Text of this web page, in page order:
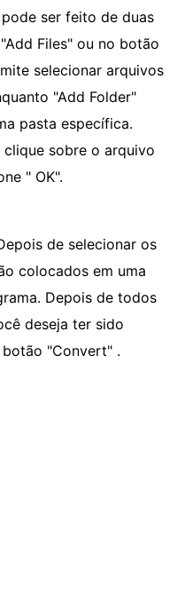
ser feito de duas
Files" ou no botão
selecionar arquivos
"Add Folder"
pasta específica.
sobre o arquivo
" OK".
de selecionar os
colocados em uma
Depois de todos
deseja ter sido
"Convert" .